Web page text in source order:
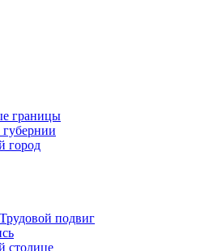
границы
город
подвиг
столице